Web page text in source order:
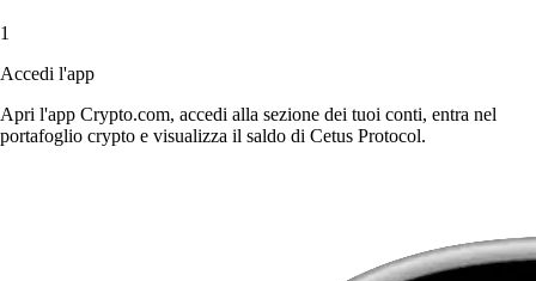
1
Accedi l'app
Apri l'app Crypto.com, accedi alla sezione dei tuoi conti, entra nel
portafoglio crypto e visualizza il saldo di Cetus Protocol.